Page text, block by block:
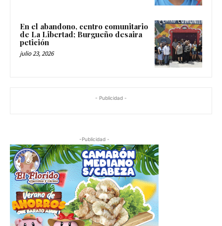
En el abandono, centro comunitario
de La Libertad; Burgueño desaira
petición
julio 23, 2026
- Publicidad -
-Publicidad -